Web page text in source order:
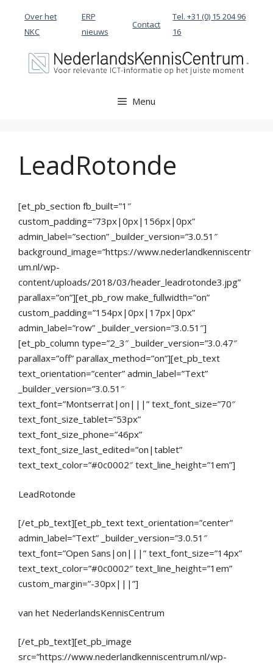
Over het
NKC
ERP
nieuws
Contact
Tel. +31 (0) 15 204 96
16
Menu
LeadRotonde
[et_pb_section fb_built=”1″
custom_padding=”73px|0px|156px|0px”
admin_label=”section” _builder_version=”3.0.51″
background_image=”https://www.nederlandkenniscentr
um.nl/wp-
content/uploads/2018/03/header_leadrotonde3.jpg”
parallax=”on”][et_pb_row make_fullwidth=”on”
custom_padding=”154px|0px|17px|0px”
admin_label=”row” _builder_version=”3.0.51″]
[et_pb_column type=”2_3″ _builder_version=”3.0.47″
parallax=”off” parallax_method=”on”][et_pb_text
text_orientation=”center” admin_label=”Text”
_builder_version=”3.0.51″
text_font=”Montserrat|on|||” text_font_size=”70″
text_font_size_tablet=”53px”
text_font_size_phone=”46px”
text_font_size_last_edited=”on|tablet”
text_text_color=”#0c0002″ text_line_height=”1em”]
LeadRotonde
[/et_pb_text][et_pb_text text_orientation=”center”
admin_label=”Text” _builder_version=”3.0.51″
text_font=”Open Sans|on|||” text_font_size=”14px”
text_text_color=”#0c0002″ text_line_height=”1em”
custom_margin=”-30px|||”]
van het NederlandsKennisCentrum
[/et_pb_text][et_pb_image
src=”https://www.nederlandkenniscentrum.nl/wp-